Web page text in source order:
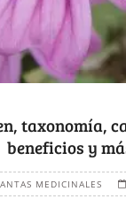
taxonomía,
beneficios y
MEDICINALES